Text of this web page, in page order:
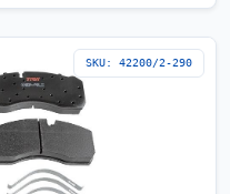
SKU: 42200/2-290